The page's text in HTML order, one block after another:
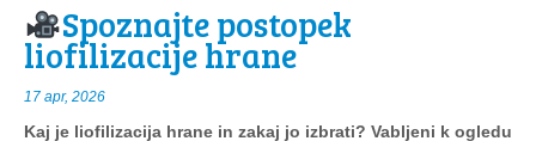
Spoznajte postopek
liofilizacije hrane
17 apr, 2026
Kaj je liofilizacija hrane in zakaj jo izbrati? Vabljeni k ogledu